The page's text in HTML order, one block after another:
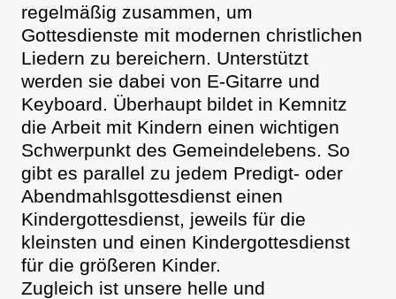
regelmäßig zusammen, um
Gottesdienste mit modernen christlichen
Liedern zu bereichern. Unterstützt
werden sie dabei von E-Gitarre und
Keyboard. Überhaupt bildet in Kemnitz
die Arbeit mit Kindern einen wichtigen
Schwerpunkt des Gemeindelebens. So
gibt es parallel zu jedem Predigt- oder
Abendmahlsgottesdienst einen
Kindergottesdienst, jeweils für die
kleinsten und einen Kindergottesdienst
für die größeren Kinder.
Zugleich ist unsere helle und